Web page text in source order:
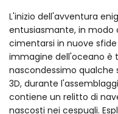
ordini
L'inizio dell'avventura
entusiasmante, in modo
cimentarsi in nuove
immagine dell'oceano è
nascondessimo qualche
3D, durante
contiene un relitto di
nascosti nei cespugli.